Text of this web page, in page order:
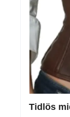
Tidlös